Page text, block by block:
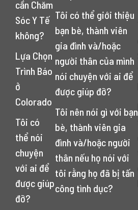
cần Chăm
Sóc Y Tế
không?
Lựa Chọn
Trình Báo
ở
Colorado
Tôi có
thể nói
chuyện
với ai để
được giúp
đỡ?
Tôi có thể giới thiệu
bạn bè, thành viên
gia đình và/hoặc
người thân của mình
nói chuyện với ai để
được giúp đỡ?
Tôi nên nói gì với bạn
bè, thành viên gia
đình và/hoặc người
thân nếu họ nói với
tôi rằng họ đã bị tấn
công tình dục?